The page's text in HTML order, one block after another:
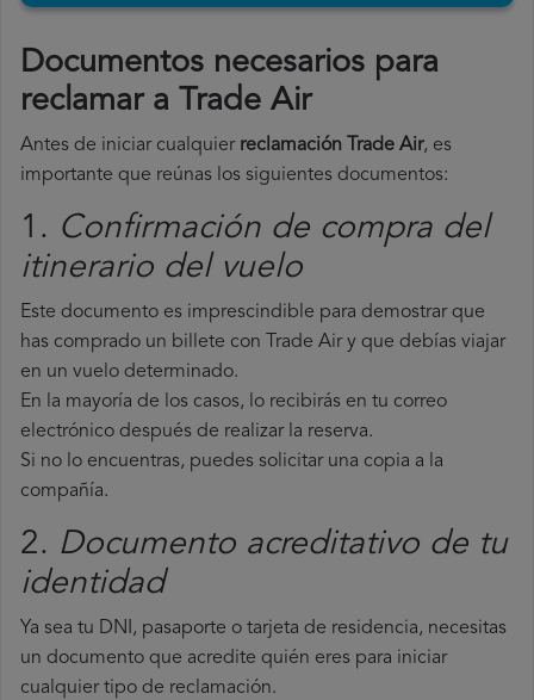
Documentos necesarios para
reclamar a Trade Air
Antes de iniciar cualquier reclamación Trade Air, es
importante que reúnas los siguientes documentos:
1. Confirmación de compra del
itinerario del vuelo
Este documento es imprescindible para demostrar que
has comprado un billete con Trade Air y que debías viajar
en un vuelo determinado.
En la mayoría de los casos, lo recibirás en tu correo
electrónico después de realizar la reserva.
Si no lo encuentras, puedes solicitar una copia a la
compañía.
2. Documento acreditativo de tu
identidad
Ya sea tu DNI, pasaporte o tarjeta de residencia, necesitas
un documento que acredite quién eres para iniciar
cualquier tipo de reclamación.